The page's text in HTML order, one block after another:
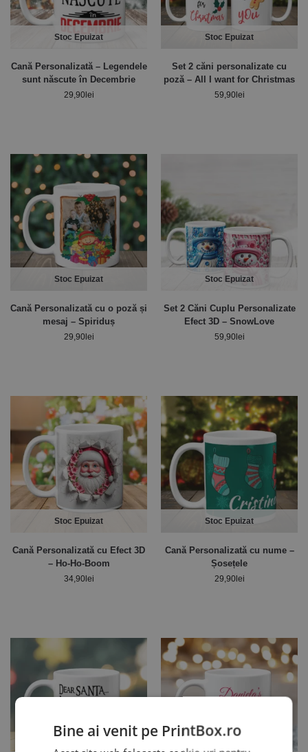
Stoc Epuizat
Cană Personalizată – Legendele
sunt născute în Decembrie
29,90lei
Stoc Epuizat
Set 2 căni personalizate cu
poză – All I want for Christmas
59,90lei
Stoc Epuizat
Cană Personalizată cu o poză și
mesaj – Spiriduș
29,90lei
Stoc Epuizat
Set 2 Căni Cuplu Personalizate
Efect 3D – SnowLove
59,90lei
Stoc Epuizat
Cană Personalizată cu Efect 3D
– Ho-Ho-Boom
34,90lei
Stoc Epuizat
Cană Personalizată cu nume –
Șosețele
29,90lei
Bine ai venit pe PrintBox.ro